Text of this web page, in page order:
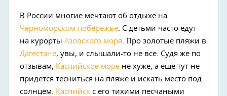
В России многие мечтают об отдыхе на
Черноморском побережье. С детьми часто едут
на курорты Азовского моря. Про золотые пляжи в
Дагестане, увы, и слышали-то не все. Судя же по
отзывам, Каспийское море не хуже, а еще тут не
придется тесниться на пляже и искать место под
солнцем. Каспийск с его тихими песчаными